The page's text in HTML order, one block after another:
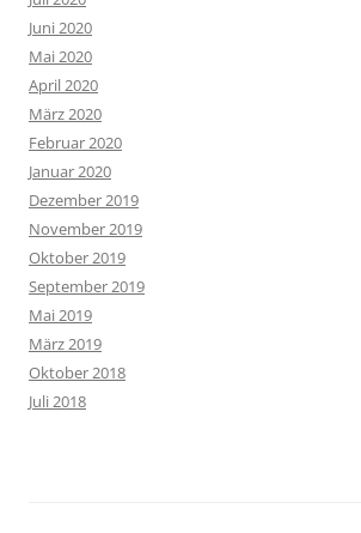
Juni 2020
Mai 2020
April 2020
März 2020
Februar 2020
Januar 2020
Dezember 2019
November 2019
Oktober 2019
September 2019
Mai 2019
März 2019
Oktober 2018
Juli 2018